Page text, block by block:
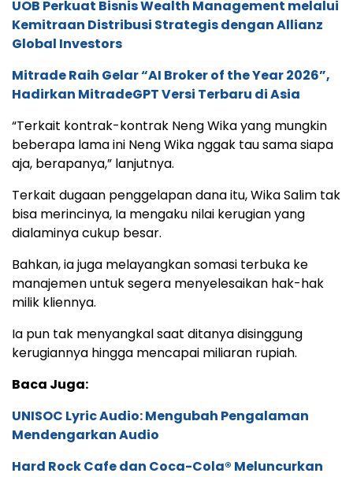
UOB Perkuat Bisnis Wealth Management melalui
Kemitraan Distribusi Strategis dengan Allianz
Global Investors
Mitrade Raih Gelar “AI Broker of the Year 2026”,
Hadirkan MitradeGPT Versi Terbaru di Asia
“Terkait kontrak-kontrak Neng Wika yang mungkin
beberapa lama ini Neng Wika nggak tau sama siapa
aja, berapanya,” lanjutnya.
Terkait dugaan penggelapan dana itu, Wika Salim tak
bisa merincinya, Ia mengaku nilai kerugian yang
dialaminya cukup besar.
Bahkan, ia juga melayangkan somasi terbuka ke
manajemen untuk segera menyelesaikan hak-hak
milik kliennya.
Ia pun tak menyangkal saat ditanya disinggung
kerugiannya hingga mencapai miliaran rupiah.
Baca Juga:
UNISOC Lyric Audio: Mengubah Pengalaman
Mendengarkan Audio
Hard Rock Cafe dan Coca-Cola® Meluncurkan